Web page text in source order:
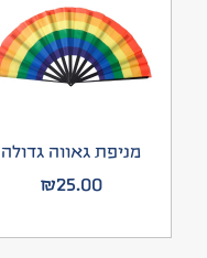
מניפת גאווה גדולה
₪25.00